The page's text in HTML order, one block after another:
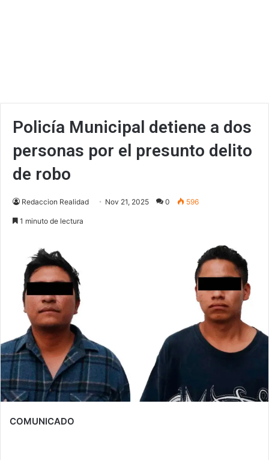
Policía Municipal detiene a dos
personas por el presunto delito
de robo
Redaccion Realidad Nov 21, 2025 0 596
1 minuto de lectura
COMUNICADO